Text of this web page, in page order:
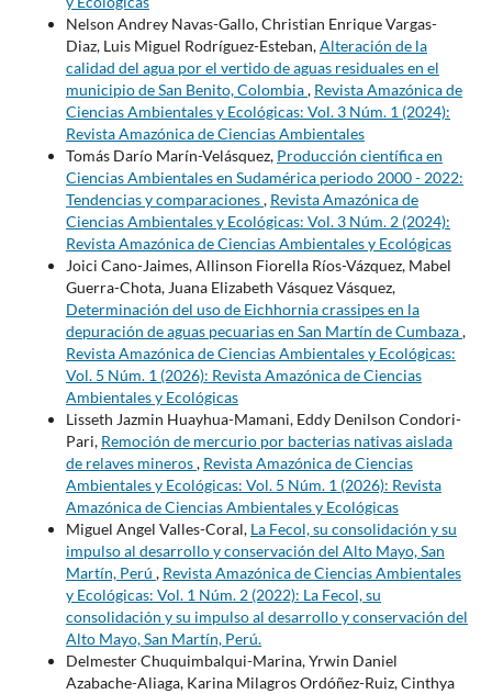
Nelson Andrey Navas-Gallo, Christian Enrique Vargas-
Diaz, Luis Miguel Rodríguez-Esteban,Alteración de la
calidad del agua por el vertido de aguas residuales en el
municipio de San Benito, Colombia, Revista Amazónica de
Ciencias Ambientales y Ecológicas: Vol. 3 Núm. 1 (2024):
Revista Amazónica de Ciencias Ambientales
Tomás Darío Marín-Velásquez, Producción científica en
Ciencias Ambientales en Sudamérica periodo 2000 - 2022:
Tendencias y comparaciones, Revista Amazónica de
Ciencias Ambientales y Ecológicas: Vol. 3 Núm. 2 (2024):
Revista Amazónica de Ciencias Ambientales y Ecológicas
Joici Cano-Jaimes, Allinson Fiorella Ríos-Vázquez, Mabel
Guerra-Chota, Juana Elizabeth Vásquez Vásquez,
Determinación del uso de Eichhornia crassipes en la
depuración de aguas pecuarias en San Martín de Cumbaza,
Revista Amazónica de Ciencias Ambientales y Ecológicas:
Vol. 5 Núm. 1 (2026): Revista Amazónica de Ciencias
Ambientales y Ecológicas
Lisseth Jazmin Huayhua-Mamani, Eddy Denilson Condori-
Pari, Remoción de mercurio por bacterias nativas aislada
de relaves mineros, Revista Amazónica de Ciencias
Ambientales y Ecológicas: Vol. 5 Núm. 1 (2026): Revista
Amazónica de Ciencias Ambientales y Ecológicas
Miguel Angel Valles-Coral, La Fecol, su consolidación y su
impulso al desarrollo y conservación del Alto Mayo, San
Martín, Perú , Revista Amazónica de Ciencias Ambientales
y Ecológicas: Vol. 1 Núm. 2 (2022): La Fecol, su
consolidación y su impulso al desarrollo y conservación del
Alto Mayo, San Martín, Perú.
Delmester Chuquimbalqui-Marina, Yrwin Daniel
Azabache-Aliaga, Karina Milagros Ordóñez-Ruiz, Cinthya